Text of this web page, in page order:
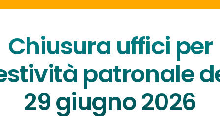
Chiusura uffici per
patronale
29 giugno 2026